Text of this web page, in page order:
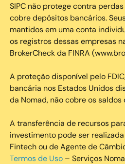
SIPC não protege contra
cobre depósitos bancários.
mantidos em uma conta
os registros dessas empresas
BrokerCheck da FINRA
A proteção disponível pelo
bancária nos Estados Unidos
da Nomad, não cobre os
A transferência de recursos
investimento pode ser
Fintech ou de Agente de
Termos de Uso – Serviços